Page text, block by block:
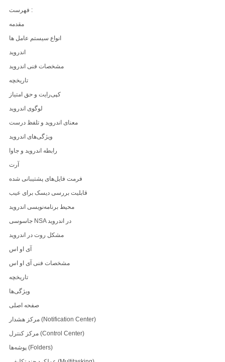
فهرست :
مقدمه
انواع سیستم عامل ها
اندروید
مشخصات فنی اندروید
تاریخچه
کپی‌رایت و حق امتیاز
لوگوی اندروید
معنای اندروید و تلفظ درست
ویژگی‌های اندروید
رابطه اندروید و جاوا
آرت
فرمت فایل‌های پشتیبانی شده
قابلیت بررسی دیسک برای عیب
محیط برنامه‌نویسی اندروید
جاسوسی NSA در اندروید
مشکل روت در اندروید
آی او اس
مشخصات فنی آی او اس
تاریخچه
ویژگی‌ها
صفحه اصلی
مرکز هشدار (Notification Center)
مرکز کنترل (Control Center)
پوشه‌ها (Folders)